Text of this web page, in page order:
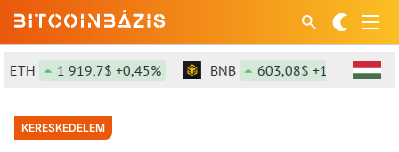
1 919,7$ +0,45% BNB 603,08$ +1,94%
KERESKEDELEM